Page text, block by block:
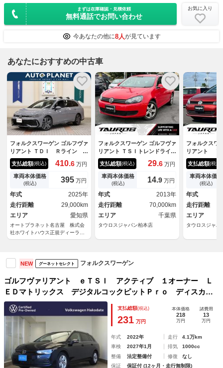
まずは在庫確認・見積依頼
無料通話でお問い合わせ
お気に入り
今あなたの他に8人が見ています
あなたにおすすめの中古車
フォルクスワーゲン ゴルフヴァ
リアント ＴＤＩ Ｒライン 後
期モデル／ワンオーナー／禁煙
車／グレー＆ブラックコンビレ
ザー／衝突軽減ブレーキ／ＡＣ
Ｃ／Ｃａｒｐｌａｙ／Ａｎｄｒ
ｏｉｄＡｕｔｏ／ナビ／全周囲
カメラ／パワーテールゲート／
シートヒーター／パワーシート
／
支払総額(税込) 410.6 万円
車両本体価格
(税込) 395 万円
年式
2025年
走行距離
29,000km
エリア
愛知県
オートプラネット名古屋 株式会
社ホワイトハウス正規ディーラー
グループ
フォルクスワーゲン ゴルフヴァ
リアント ＴＳＩトレンドライン
ブルーモーションテクノロジ
ー ユーザー買取車 純正１８
インチホイール ＥＴ
Ｃ オートエアコン パワー
ステアリング 社外ナビ テレ
ビ
支払総額(税込) 29.6 万円
車両本体価格
(税込) 14.9 万円
年式
2013年
走行距離
70,000km
エリア
千葉県
タウロスジャパン柏本店
フォルクスワ
リアント Ｔ
トライン 純
メラ アダプ
ントロール
（サンセット
ク）
支払総額(税込)
車両本体価格
(税込)
年式
走行距離
エリア
タウロスジャパ
NEW グーネットセレクト フォルクスワーゲン
ゴルフヴァリアント ｅＴＳＩ アクティブ １オーナー Ｌ
ＥＤマトリックス デジタルコックピットＰｒｏ ディスカバ
ーＰｒｏ ＤＴＶ アダプティブクルーズコントロール レー
ンキープ レーンチェンジアシスト パークアシスト ＸＤ
Ｓ 純正１６ＡＷ
支払総額(税込)
231 万円
本体価格
218
万円
諸費用
13
万円
年式 2022年 走行
4.1万km
車検
2027年1月 排気
1000cc
整備
法定整備付 修復
なし
保証
保証付 (12ヶ月・走行無制限)